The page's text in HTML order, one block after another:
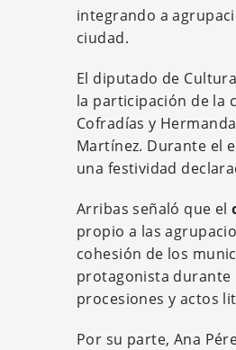
integrando a
ciudad.
El diputado de
la participación de la
Cofradías y
Martínez. Durante el
una festividad
Arribas señaló que el
propio a las
cohesión de los
protagonista durante
procesiones y actos
Por su parte, Ana